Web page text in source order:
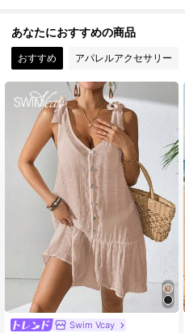
4.90 600K フォロワー
4.90 600K フォロワー
4.90 600K フォロワー
4.90 600K フォロワー
あなたにおすすめの商品
おすすめ アパレルアクセサリー
Swim Vcay